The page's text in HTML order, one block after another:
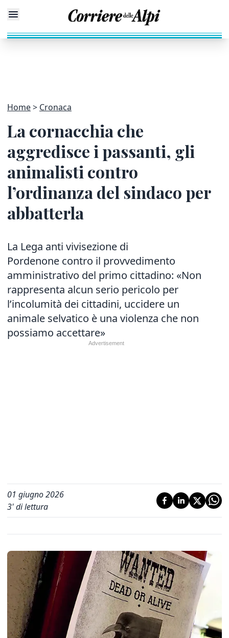
Home Cronaca
La cornacchia che
aggredisce i passanti, gli
animalisti contro
l’ordinanza del sindaco per
abbatterla
La Lega anti vivisezione di
Pordenone contro il provvedimento
amministrativo del primo cittadino: «Non
rappresenta alcun serio pericolo per
l’incolumità dei cittadini, uccidere un
animale selvatico è una violenza che non
possiamo accettare»
01 giugno 2026
3' di lettura